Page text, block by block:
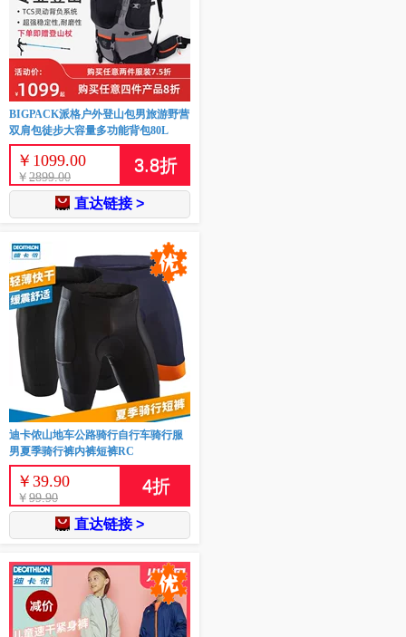
BIGPACK派格户外登山包男旅游野营
双肩包徒步大容量多功能背包80L
￥ 1099.00
￥ 2899.00
3.8折
直达链接 >
迪卡侬山地车公路骑行自行车骑行服
男夏季骑行裤内裤短裤RC
￥ 39.90
￥ 99.90
4折
直达链接 >